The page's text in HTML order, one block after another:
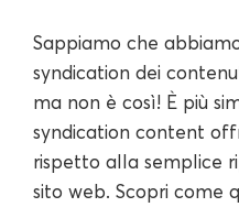
Sappiamo che
syndication dei
ma non è così! È più
syndication content
rispetto alla semplice
sito web. Scopri come